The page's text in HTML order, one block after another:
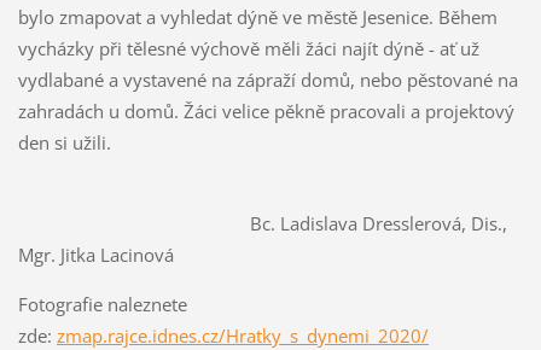
bylo zmapovat a vyhledat dýně ve městě Jesenice. Během
vycházky při tělesné výchově měli žáci najít dýně - ať už
vydlabané a vystavené na zápraží domů, nebo pěstované na
zahradách u domů. Žáci velice pěkně pracovali a projektový
den si užili.
Bc. Ladislava Dresslerová, Dis.,
Mgr. Jitka Lacinová
Fotografie naleznete
zde: zmap.rajce.idnes.cz/Hratky_s_dynemi_2020/